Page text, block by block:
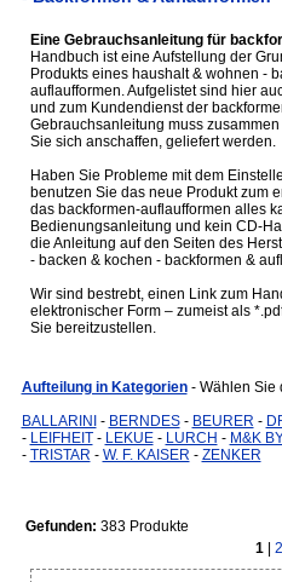
Eine Gebrauchsanleitung für
Handbuch ist eine Aufstellung der
Produkts eines haushalt & wohnen -
auflaufformen. Aufgelistet sind hier
und zum Kundendienst der
Gebrauchsanleitung muss
Sie sich anschaffen, geliefert werden.
Haben Sie Probleme mit dem
benutzen Sie das neue Produkt zum
das backformen-auflaufformen alles
Bedienungsanleitung und kein CD-
die Anleitung auf den Seiten des
- backen & kochen - backformen &
Wir sind bestrebt, einen Link zum
elektronischer Form – zumeist als
Sie bereitzustellen.
Aufteilung in Kategorien - Wählen Sie
BALLARINI - BERNDES- BEURER -
- LEIFHEIT- LEKUE- LURCH - M&K
- TRISTAR - W. F. KAISER - ZENKER
Gefunden: 383 Produkte
1
2